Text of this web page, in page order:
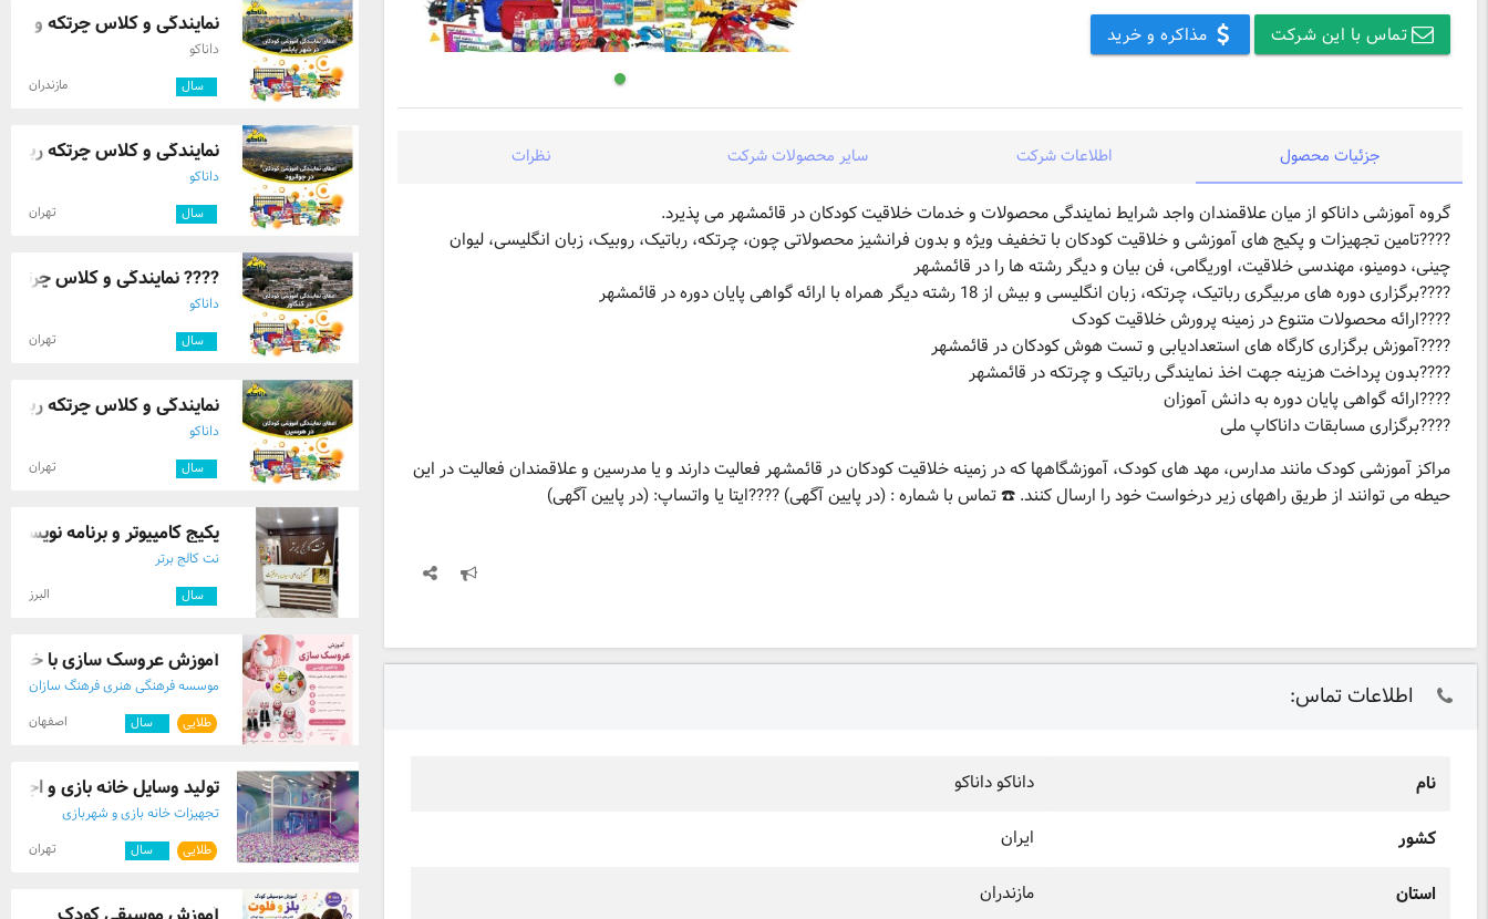
تماس با این شرکت مذاکره و خرید
جزئیات محصول اطلاعات شرکت سایر محصولات شرکت نظرات
????تامین تجهیزات و پکیج های آموزشی و خلاقیت کودکان با تخفیف ویژه و بدون فرانشیز محصولاتی چون، چرتکه، رباتیک، روبیک، زبان انگلیسی، لیوان
????برگزاری مسابقات داناکاپ ملی
مراکز آموزشی کودک مانند مدارس، مهد های کودک، آموزشگاهها که در زمینه خلاقیت کودکان در قائمشهر فعالیت دارند و یا مدرسین و علاقمندان فعالیت در این
حیطه می توانند از طریق راههای زیر درخواست خود را ارسال کنند. ☎️ تماس با شماره : (در پایین آگهی) ????ایتا یا واتساپ: (در پایین آگهی)
اطلاعات تماس:
نام داناکو داناکو
کشور ایران
استان مازندران
نمایندگی و کلاس چرتکه و
داناکو
سال مازندران
نمایندگی و کلاس چرتکه
داناکو
سال تهران
???? نمایندگی و کلاس چرتکه
داناکو
سال تهران
نمایندگی و کلاس چرتکه
داناکو
سال تهران
پکیج کامپیوتر و برنامه نویسی
نت کالج برتر
سال البرز
آموزش عروسک سازی با خمیر
موسسه فرهنگی هنری فرهنگ سازان
طلایی سال اصفهان
تولید وسایل خانه بازی و
تجهیزات خانه بازی و شهربازی
طلایی سال تهران